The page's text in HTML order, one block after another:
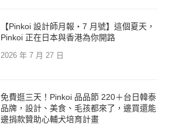
【Pinkoi 設計師月報・7 月號】這個夏天，
Pinkoi 正在日本與香港為你開路
2026 年 7 月 27 日
免費逛三天！Pinkoi 品品節 220＋台日韓泰
品牌，設計、美食、毛孩都來了，邊買還能
邊捐款贊助心輔犬培育計畫